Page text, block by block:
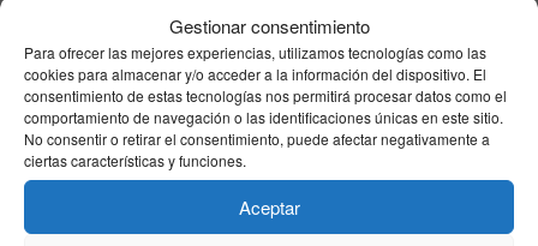
Gestionar consentimiento
Para ofrecer las mejores experiencias, utilizamos tecnologías como las
cookies para almacenar y/o acceder a la información del dispositivo. El
consentimiento de estas tecnologías nos permitirá procesar datos como el
comportamiento de navegación o las identificaciones únicas en este sitio.
No consentir o retirar el consentimiento, puede afectar negativamente a
ciertas características y funciones.
Aceptar
compra de tierras
06/08/2026
Finlandia acerca a Onkalo a su apertura: será
el primer almacén permanente de residuos
nucleares del mundo